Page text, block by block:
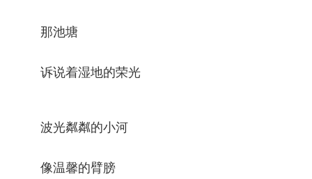
那池塘
诉说着湿地的荣光
波光粼粼的小河
像温馨的臂膀